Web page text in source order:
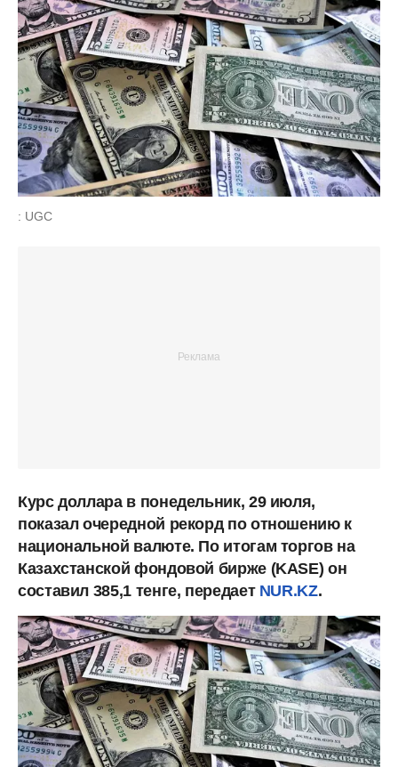
: UGC
Курс доллара в понедельник, 29 июля,
показал очередной рекорд по отношению к
национальной валюте. По итогам торгов на
Казахстанской фондовой бирже (KASE) он
составил 385,1 тенге, передает NUR.KZ.